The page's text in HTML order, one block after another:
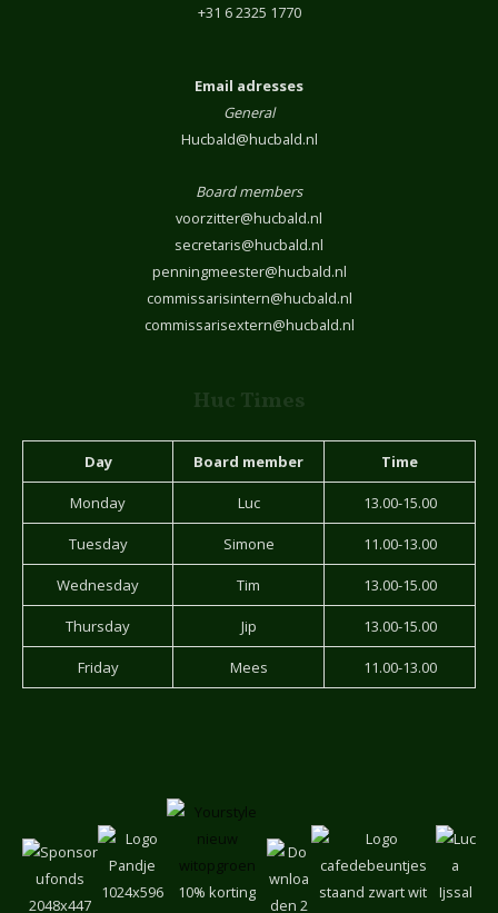
+31 6 2325 1770
Email adresses
General
Hucbald@hucbald.nl
Board members
voorzitter@hucbald.nl
secretaris@hucbald.nl
penningmeester@hucbald.nl
commissarisintern@hucbald.nl
commissarisextern@hucbald.nl
Huc Times
Day Board member Time
Monday Luc 13.00-15.00
Tuesday Simone 11.00-13.00
Wednesday Tim 13.00-15.00
Thursday Jip 13.00-15.00
Friday Mees 11.00-13.00
10% korting